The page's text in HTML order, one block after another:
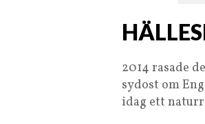
2014 rasade
sydost om
idag ett